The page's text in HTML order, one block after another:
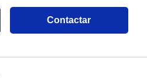
Contactar